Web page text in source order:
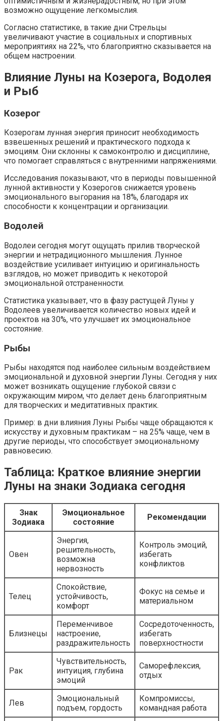
возможно ощущение легкомыслия.
Согласно статистике, в такие дни Стрельцы
увеличивают участие в социальных и спортивных
мероприятиях на 22%, что благоприятно сказывается на
общем настроении.
Влияние Луны на Козерога, Водолея
и Рыб
Козерог
Козерогам лунная энергия приносит необходимость
взвешенных решений и практического подхода к
эмоциям. Они склонны к самоконтролю и дисциплине,
что помогает справляться с внутренними напряжениями.
Исследования показывают, что в периоды повышенной
лунной активности у Козерогов снижается уровень
эмоционального выгорания на 18%, благодаря их
способности к концентрации и организации.
Водолей
Водолеи сегодня могут ощущать прилив творческой
энергии и нетрадиционного мышления. Лунное
воздействие усиливает интуицию и оригинальность
взглядов, но может приводить к некоторой
эмоциональной отстраненности.
Статистика указывает, что в фазу растущей Луны у
Водолеев увеличивается количество новых идей и
проектов на 30%, что улучшает их эмоциональное
состояние.
Рыбы
Рыбы находятся под наиболее сильным воздействием
эмоциональной и духовной энергии Луны. Сегодня у них
может возникать ощущение глубокой связи с
окружающим миром, что делает день благоприятным
для творческих и медитативных практик.
Пример: в дни влияния Луны Рыбы чаще обращаются к
искусству и духовным практикам – на 25% чаще, чем в
другие периоды, что способствует эмоциональному
равновесию.
Таблица: Краткое влияние энергии
Луны на знаки Зодиака сегодня
Знак
Зодиака
Эмоциональное
состояние
Рекомендации
Овен
Энергия,
решительность,
возможна
нервозность
Контроль эмоций,
избегать
конфликтов
Телец
Спокойствие,
устойчивость,
комфорт
Фокус на семье и
материальном
Близнецы
Переменчивое
настроение,
раздражительность
Сосредоточенность,
избегать
поверхностности
Рак
Чувствительность,
интуиция, глубина
эмоций
Саморефлексия,
отдых
Лев
Эмоциональный
подъем, гордость
Компромиссы,
командная работа